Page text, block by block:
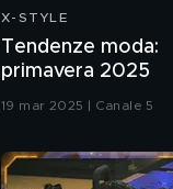
X-STYLE
Tendenze moda:
primavera 2025
19 mar 2025 | Canale 5